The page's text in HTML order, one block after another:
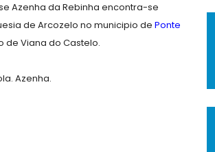
Azenha da Rebinha encontra-se
de Arcozelo no municipio de Ponte
de Viana do Castelo.
Azenha.